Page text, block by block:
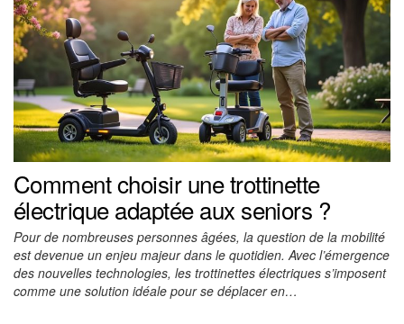
Comment choisir une trottinette
électrique adaptée aux seniors ?
Pour de nombreuses personnes âgées, la question de la mobilité
est devenue un enjeu majeur dans le quotidien. Avec l’émergence
des nouvelles technologies, les trottinettes électriques s’imposent
comme une solution idéale pour se déplacer en…